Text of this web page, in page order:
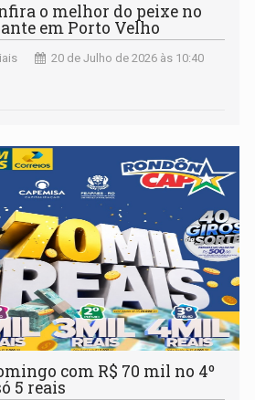
o melhor do peixe no
em Porto Velho
20 de Julho de 2026 às 10:40
com R$ 70 mil no 4º
5 reais